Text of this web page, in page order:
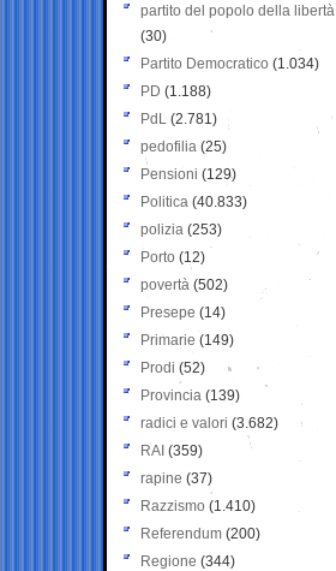
partito del popolo della libertà
(30)
Partito Democratico (1.034)
PD (1.188)
PdL (2.781)
pedofilia (25)
Pensioni (129)
Politica (40.833)
polizia (253)
Porto (12)
povertà (502)
Presepe (14)
Primarie (149)
Prodi (52)
Provincia (139)
radici e valori (3.682)
RAI (359)
rapine (37)
Razzismo (1.410)
Referendum (200)
Regione (344)